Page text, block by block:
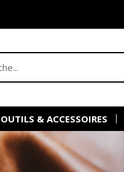
OUTILS & ACCESSOIRES